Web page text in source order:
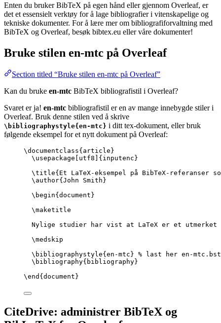
Enten du bruker BibTeX på egen hånd eller gjennom Overleaf, er
det et essensielt verktøy for å lage bibliografier i vitenskapelige og
tekniske dokumenter. For å lære mer om bibliografiforvaltning med
BibTeX og Overleaf, besøk bibtex.eu eller våre dokumenter!
Bruke stilen en-mtc på Overleaf
Section titled “Bruke stilen en-mtc på Overleaf”
Kan du bruke en-mtc BibTeX bibliografistil i Overleaf?
Svaret er ja! en-mtc bibliografistil er en av mange innebygde stiler i
Overleaf. Bruk denne stilen ved å skrive
\bibliographystyle{en-mtc} i ditt tex-dokument, eller bruk
følgende eksempel for et nytt dokument på Overleaf:
\documentclass{ article }
\usepackage
utf8 ]{ inputenc }
\title{Et LaTeX-eksempel på BibTeX-
\author{John Smith}
\begin{ document }
\maketitle
Nylige studier har vist at LaTeX er et utmerket
\medskip
\bibliographystyle{en-mtc} % last her en-mtc.bst
\bibliography{bibliography}
\end { document }
CiteDrive: administrer BibTeX og